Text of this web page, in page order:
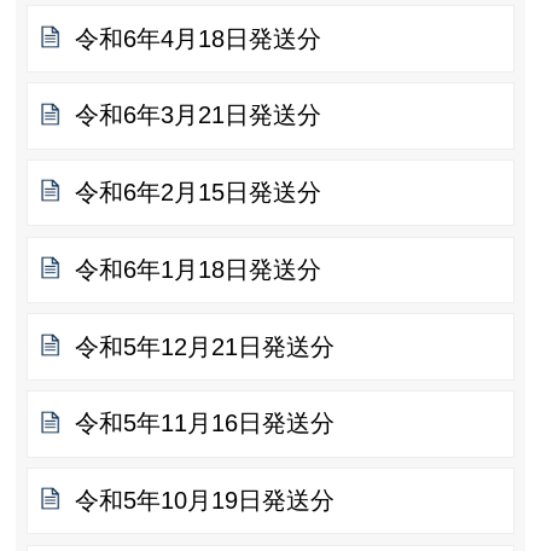
令和6年4月18日発送分
令和6年3月21日発送分
令和6年2月15日発送分
令和6年1月18日発送分
令和5年12月21日発送分
令和5年11月16日発送分
令和5年10月19日発送分